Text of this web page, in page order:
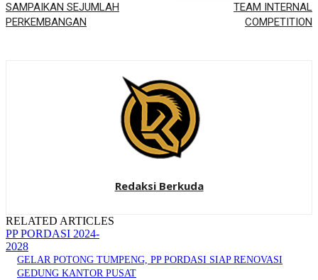
SAMPAIKAN SEJUMLAH
PERKEMBANGAN
TEAM INTERNAL
COMPETITION
Redaksi Berkuda
RELATED ARTICLES
PP PORDASI 2024-
2028
GELAR POTONG TUMPENG, PP PORDASI SIAP RENOVASI
GEDUNG KANTOR PUSAT